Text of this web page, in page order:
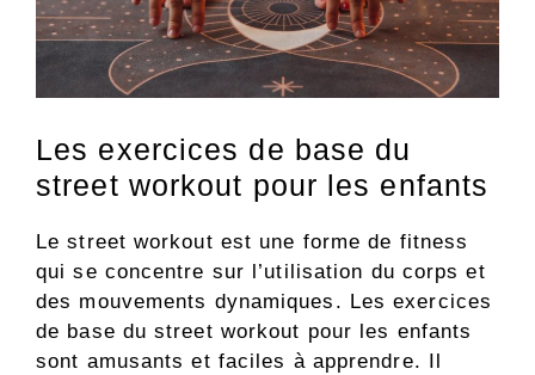
Les exercices de base du
street workout pour les enfants
Le street workout est une forme de fitness
qui se concentre sur l’utilisation du corps et
des mouvements dynamiques. Les exercices
de base du street workout pour les enfants
sont amusants et faciles à apprendre. Il